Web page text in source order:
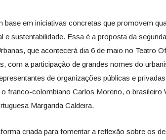
base em iniciativas concretas que promovem
e sustentabilidade. Essa é a proposta da
que acontecerá dia 6 de maio no Teatro
com a participação de grandes nomes do
de organizações públicas e
franco-colombiano Carlos Moreno, o brasileiro
Margarida Caldeira.
criada para fomentar a reflexão sobre os